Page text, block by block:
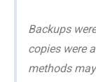
Backups
copies were
methods